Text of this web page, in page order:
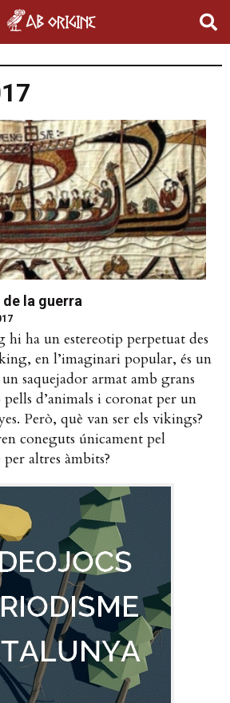
la guerra
hi ha un estereotip perpetuat des
en l’imaginari popular, és un
saquejador armat amb grans
d’animals i coronat per un
Però, què van ser els vikings?
coneguts únicament pel
altres àmbits?